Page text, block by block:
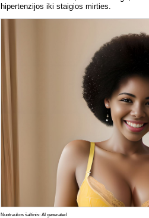
hipertenzijos iki staigios mirties.
Nuotraukos šaltinis: AI generated